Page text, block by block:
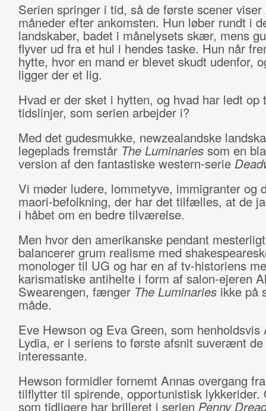
Serien springer i tid, så de første scener viser
måneder efter ankomsten. Hun løber rundt i
landskaber, badet i månelysets skær, mens
flyver ud fra et hul i hendes taske. Hun når
hytte, hvor en mand er blevet skudt udenfor,
ligger der et lig.
Hvad er der sket i hytten, og hvad har ledt op
tidslinjer, som serien arbejder i?
Med det gudesmukke, newzealandske
legeplads fremstår The Luminaries som en
version af den fantastiske western-serie
Vi møder ludere, lommetyve, immigranter og
maori-befolkning, der har det tilfælles, at de
i håbet om en bedre tilværelse.
Men hvor den amerikanske pendant mesterligt
balancerer grum realisme med
monologer til UG og har en af tv-historiens
karismatiske antihelte i form af salon-ejeren
Swearengen, fænger The Luminaries ikke på
måde.
Eve Hewson og Eva Green, som henholdsvis
Lydia, er i seriens to første afsnit suverænt
interessante.
Hewson formidler fornemt Annas overgang
tilflytter til spirende, opportunistisk lykkerider.
som tidligere har brilleret i serien Penny